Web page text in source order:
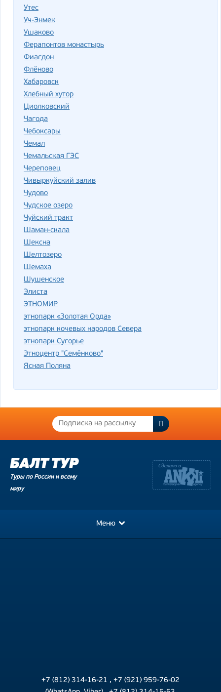
Утес
Уч-Энмек
Ушаково
Ферапонтов монастырь
Фиагдон
Флёново
Хабаровск
Хлебный хутор
Циолковский
Чагода
Чебоксары
Чемал
Чемальская ГЭС
Череповец
Чивыркуйский залив
Чудово
Чудское озеро
Чуйский тракт
Шаман-скала
Шексна
Шелтозеро
Шемаха
Шушенское
Элиста
ЭТНОМИР
этнопарк «Золотая Орда»
этнопарк кочевых народов Севера
этнопарк Сугорье
Этноцентр "Семёнково"
Ясная Поляна
Туры по России и всему
миру
Меню
+7 (812) 314-16-21 , +7 (921) 959-76-02